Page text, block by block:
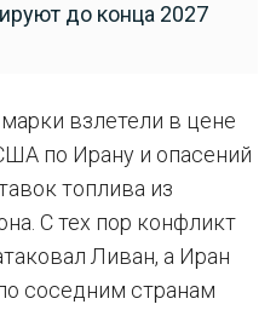
до конца 2027
взлетели в цене
по Ирану и опасений
топлива из
С тех пор конфликт
Ливан, а Иран
соседним странам